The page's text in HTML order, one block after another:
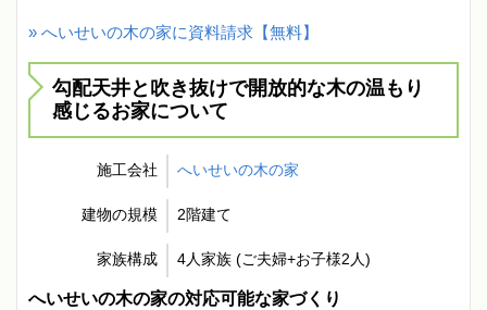
» へいせいの木の家に資料請求【無料】
勾配天井と吹き抜けで開放的な木の温もり
感じるお家について
施工会社 へいせいの木の家
建物の規模 2階建て
家族構成 4人家族 (ご夫婦+お子様2人)
へいせいの木の家の対応可能な家づくり